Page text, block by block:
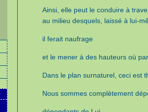
Ainsi, elle peut le conduire à
au milieu desquels, laissé à lui-
il ferait naufrage
et le mener à des hauteurs où
Dans le plan surnaturel, ceci est
Nous sommes complètement